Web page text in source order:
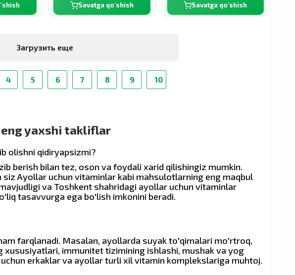
Savatga qo'shish Savatga qo'shish
Загрузить еще
4 5 6 7 8 9 10
yaxshi takliflar
olishni qidiryapsizmi?
berish bilan tez, oson va foydali xarid qilishingiz mumkin.
Ayollar uchun vitaminlar kabi mahsulotlarning eng maqbul
va Toshkent shahridagi ayollar uchun vitaminlar
tasavvurga ega bo'lish imkonini beradi.
farqlanadi. Masalan, ayollarda suyak to'qimalari mo'rtroq,
immunitet tizimining ishlashi, mushak va yog
erkaklar va ayollar turli xil vitamin komplekslariga muhtoj.